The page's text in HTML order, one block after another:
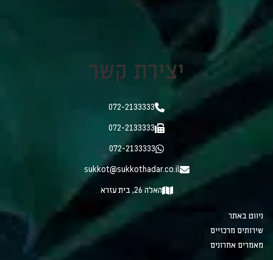
יצירת קשר
072-2133333
072-2133333
072-2133333
sukkot@sukkothadar.co.il
האלה 26, בית עזרא
ניווט באתר
שירותים מרכזיים
מאמרים אחרונים